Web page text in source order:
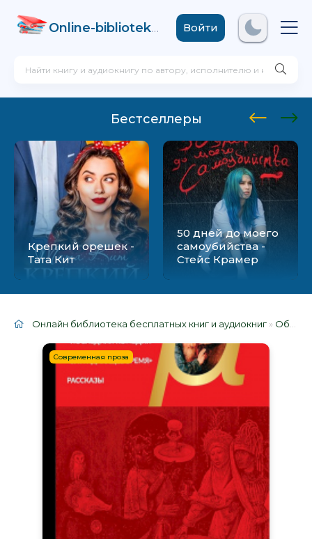
Online-biblioteka .comВойти
Бестселлеры
Крепкий орешек -
Тата Кит
50 дней до моего
самоубийства -
Стейс Крамер
Онлайн библиотека бесплатных книг и аудиокниг » Облако тегов
Современная проза